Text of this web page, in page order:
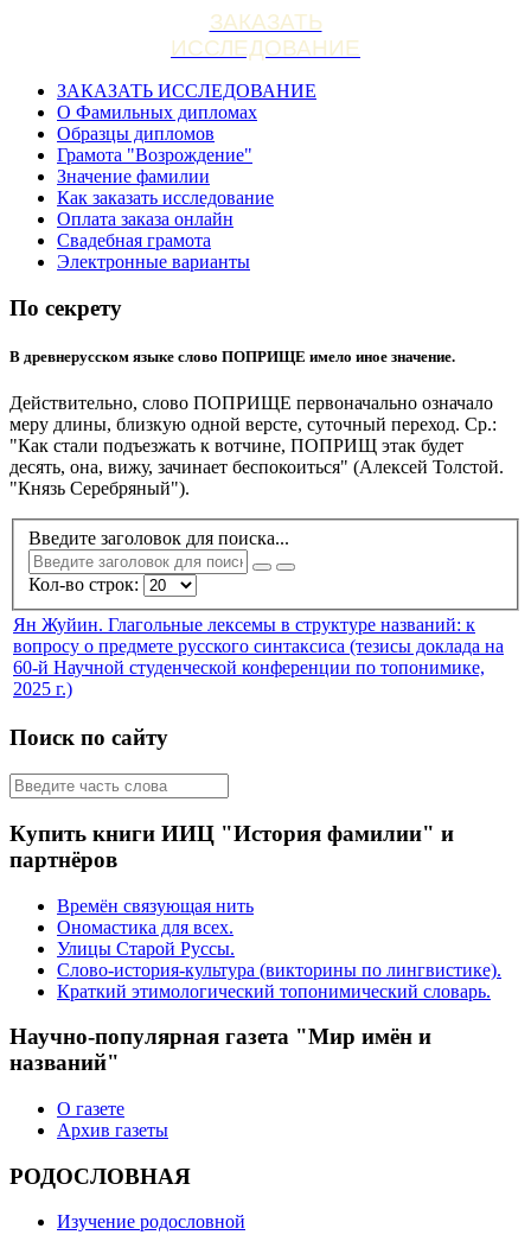
ЗАКАЗАТЬ
ИССЛЕДОВАНИЕ
ЗАКАЗАТЬ ИССЛЕДОВАНИЕ
О Фамильных дипломах
Образцы дипломов
Грамота "Возрождение"
Значение фамилии
Как заказать исследование
Оплата заказа онлайн
Свадебная грамота
Электронные варианты
По секрету
В древнерусском языке слово ПОПРИЩЕ имело иное значение.
Действительно, слово ПОПРИЩЕ первоначально означало
меру длины, близкую одной версте, суточный переход. Ср.:
"Как стали подъезжать к вотчине, ПОПРИЩ этак будет
десять, она, вижу, зачинает беспокоиться" (Алексей Толстой.
"Князь Серебряный").
Введите заголовок для поиска...
Кол-во строк:
Ян Жуйин. Глагольные лексемы в структуре названий: к
вопросу о предмете русского синтаксиса (тезисы доклада на
60-й Научной студенческой конференции по топонимике,
2025 г.)
Поиск по сайту
Купить книги ИИЦ "История фамилии" и
партнёров
Времён связующая нить
Ономастика для всех.
Улицы Старой Руссы.
Слово-история-культура (викторины по лингвистике).
Краткий этимологический топонимический словарь.
Научно-популярная газета "Мир имён и
названий"
О газете
Архив газеты
РОДОСЛОВНАЯ
Изучение родословной